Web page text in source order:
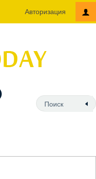
Авторизация